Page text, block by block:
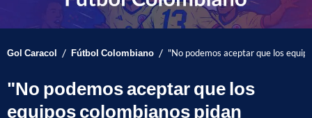
Gol Caracol / Fútbol Colombiano / "No podemos aceptar que los
"No podemos aceptar que los
equipos colombianos pidan